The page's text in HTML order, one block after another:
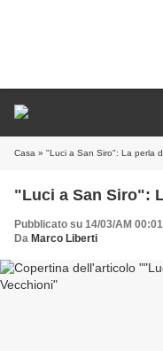
Casa » "Luci a San Siro": La perla
"Luci a San Siro":
Pubblicato su 14/03/AM 00:01
Da Marco Liberti